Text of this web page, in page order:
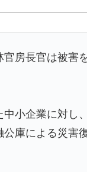
房長官は被害
小企業に対
庫による災害